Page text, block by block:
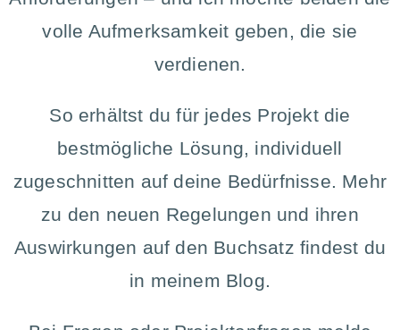
volle Aufmerksamkeit geben, die sie
verdienen.
So erhältst du für jedes Projekt die
bestmögliche Lösung, individuell
zugeschnitten auf deine Bedürfnisse. Mehr
zu den neuen Regelungen und ihren
Auswirkungen auf den Buchsatz findest du
in meinem Blog.